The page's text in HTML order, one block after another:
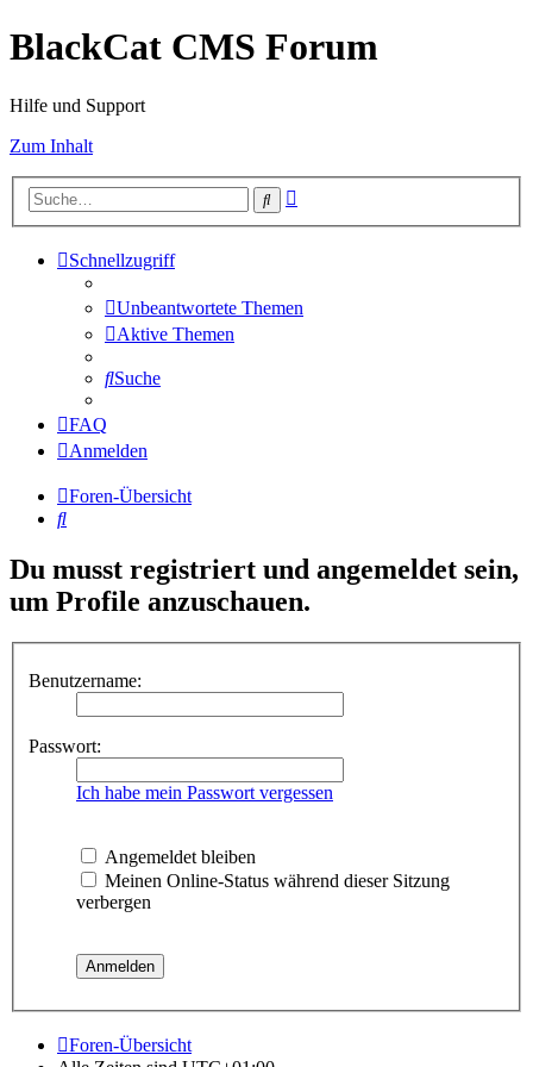
BlackCat CMS Forum
Hilfe und Support
Zum Inhalt
Suche
Schnellzugriff
Unbeantwortete Themen
Aktive Themen
Suche
FAQ
Anmelden
Foren-Übersicht
Suche
Du musst registriert und angemeldet sein,
um Profile anzuschauen.
Benutzername:
Passwort:
Ich habe mein Passwort vergessen
Angemeldet bleiben
Meinen Online-Status während dieser Sitzung
verbergen
Foren-Übersicht